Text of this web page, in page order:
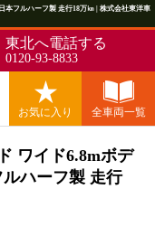
本フルハーフ製 走行18万㎞ | 株式会社東洋車
東北へ電話する
0120-93-8833
お気に入り 全車両一覧
ワイド6.8mボデ
ハーフ製 走行